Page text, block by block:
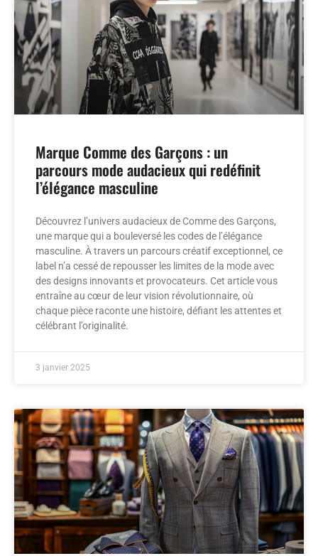
Marque Comme des Garçons : un
parcours mode audacieux qui redéfinit
l’élégance masculine
Découvrez l’univers audacieux de Comme des Garçons,
une marque qui a bouleversé les codes de l’élégance
masculine. À travers un parcours créatif exceptionnel, ce
label n’a cessé de repousser les limites de la mode avec
des designs innovants et provocateurs. Cet article vous
entraîne au cœur de leur vision révolutionnaire, où
chaque pièce raconte une histoire, défiant les attentes et
célébrant l’originalité.
3 janvier 2025